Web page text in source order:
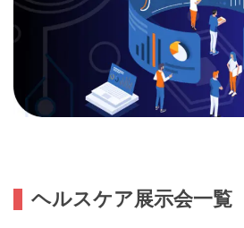
ヘルスケア展示会一覧